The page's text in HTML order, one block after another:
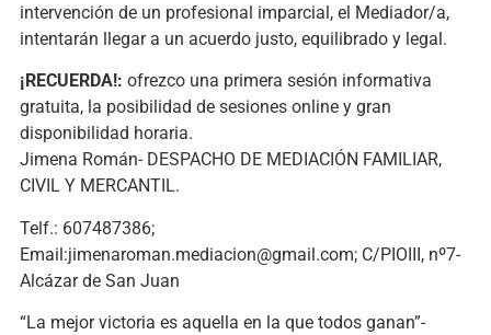
intervención de un profesional imparcial, el Mediador/a,
intentarán llegar a un acuerdo justo, equilibrado y legal.
¡RECUERDA!: ofrezco una primera sesión informativa
gratuita, la posibilidad de sesiones online y gran
disponibilidad horaria.
Jimena Román- DESPACHO DE MEDIACIÓN FAMILIAR,
CIVIL Y MERCANTIL.
Telf.: 607487386;
Email:jimenaroman.mediacion@gmail.com; C/PIOIII, nº7-
Alcázar de San Juan
“La mejor victoria es aquella en la que todos ganan”-